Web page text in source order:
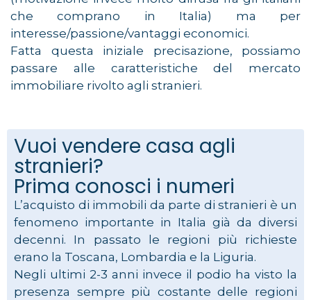
che comprano in Italia) ma per
interesse/passione/vantaggi economici.
Fatta questa iniziale precisazione, possiamo
passare alle caratteristiche del mercato
immobiliare rivolto agli stranieri.
Vuoi vendere casa agli
stranieri?
Prima conosci i numeri
L’acquisto di immobili da parte di stranieri è un
fenomeno importante in Italia già da diversi
decenni. In passato le regioni più richieste
erano la Toscana, Lombardia e la Liguria.
Negli ultimi 2-3 anni invece il podio ha visto la
presenza sempre più costante delle regioni